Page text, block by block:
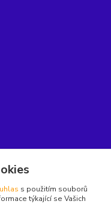
s použitím souborů
týkající se Vašich